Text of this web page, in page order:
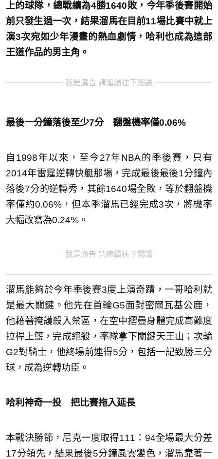
上的球隊，總戰績為4勝1640敗，今年季後賽開始
前只發生過一次，結果溜馬在目前11場比賽中就上
演3次宛如少年漫畫的熱血劇情，哈利也成為這部
王道作品的男主角。
我是廣告 請繼續往下閱讀
最後一分鐘落後至少7分 翻盤機率僅0.06%
自1998年以來，至今27年NBA的季後賽，只有
2014年雷霆逆轉快艇那場，完成最後最後1分鐘內
落後7分的逆轉秀，其餘1640場全敗，等於翻盤機
率僅約0.06%，但本季溜馬已經完成3次，將機率
大幅改寫為0.24%。
我是廣告 請繼續往下閱讀
溜馬能夠於今年季後賽3度上演奇蹟，一哥哈利就
是最大關鍵。他先在首輪G5面對密爾瓦基公鹿，
他藉著掩護殺入禁區，在空中摺疊身體完成高難度
拉桿上籃，完成絕殺，率隊拿下關鍵天王山；次輪
G2對騎士，他終場前連得5分，包括一記致勝三分
球，成為逆轉功臣。
哈利神奇一投 把比賽拖入延長
本戰決勝節，尼克一度取得111：94全場最大分差
17分領先，結果最後5分鐘風雲變色，溜馬靠著一